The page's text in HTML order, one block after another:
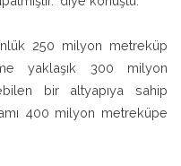
250 milyon metreküp
yaklaşık 300 milyon
bir altyapıya sahip
400 milyon metreküpe